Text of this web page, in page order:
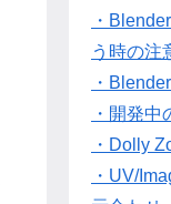
・
う時の注
・
・開発
・Dolly
・UV/